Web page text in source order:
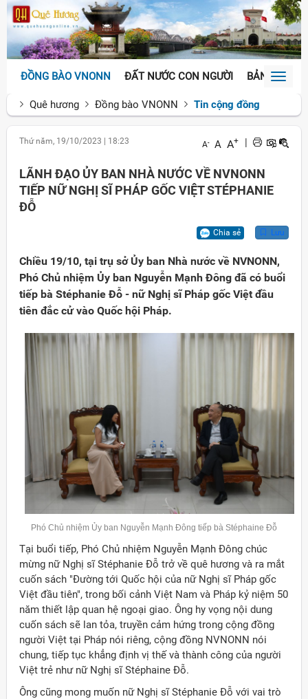
ĐỒNG BÀO VNONN ĐẤT NƯỚC CON NGƯỜI BẢN SẮCToggle
Quê hương
Đồng bào VNONN Tin cộng đồng
Thứ năm, 19/10/2023 18:23 A- A A+
LÃNH ĐẠO ỦY BAN NHÀ NƯỚC VỀ NVNONN
TIẾP NỮ NGHỊ SĨ PHÁP GỐC VIỆT STÉPHANIE
ĐỖ
Chia sẻ Lưu
Chiều 19/10, tại trụ sở Ủy ban Nhà nước về NVNONN,
Phó Chủ nhiệm Ủy ban Nguyễn Mạnh Đông đã có buổi
tiếp bà Stéphanie Đỗ - nữ Nghị sĩ Pháp gốc Việt đầu
tiên đắc cử vào Quốc hội Pháp.
Phó Chủ nhiệm Ủy ban Nguyễn Mạnh Đông tiếp bà Stéphaine Đỗ
Tại buổi tiếp, Phó Chủ nhiệm Nguyễn Mạnh Đông chúc
mừng nữ Nghị sĩ Stéphanie Đỗ trở về quê hương và ra mắt
cuốn sách "Đường tới Quốc hội của nữ Nghị sĩ Pháp gốc
Việt đầu tiên", trong bối cảnh Việt Nam và Pháp kỷ niệm 50
năm thiết lập quan hệ ngoại giao. Ông hy vọng nội dung
cuốn sách sẽ lan tỏa, truyền cảm hứng trong cộng đồng
người Việt tại Pháp nói riêng, cộng đồng NVNONN nói
chung, tiếp tục khẳng định vị thế và thành công của người
Việt trẻ như nữ Nghị sĩ Stéphaine Đỗ.
Ông cũng mong muốn nữ Nghị sĩ Stéphanie Đỗ với vai trò